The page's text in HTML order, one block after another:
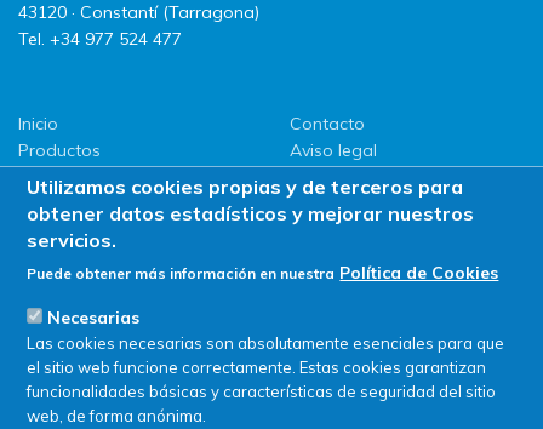
43120 · Constantí (Tarragona)
Tel. +34 977 524 477
Inicio
Productos
LLG
Promociones
ServiSAT
Contacto
Aviso legal
Política de privacidad
Política de Cookies
Buscar en tienda
Utilizamos cookies propias y de terceros para
obtener datos estadísticos y mejorar nuestros
servicios.
Puede obtener más información en nuestra Política de Cookies
Necesarias
Las cookies necesarias son absolutamente esenciales para que
el sitio web funcione correctamente. Estas cookies garantizan
funcionalidades básicas y características de seguridad del sitio
web, de forma anónima.